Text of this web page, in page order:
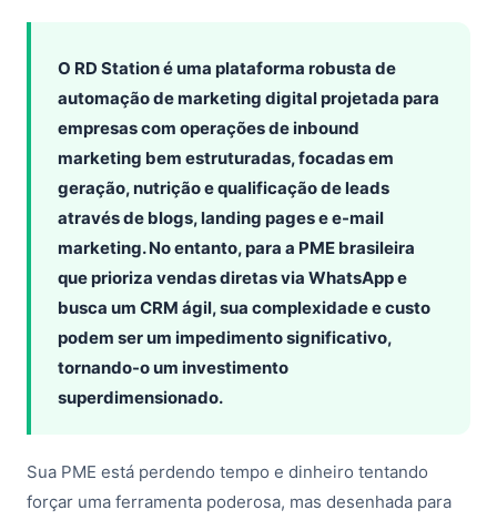
O RD Station é uma plataforma robusta de
automação de marketing digital projetada para
empresas com operações de inbound
marketing bem estruturadas, focadas em
geração, nutrição e qualificação de leads
através de blogs, landing pages e e-mail
marketing. No entanto, para a PME brasileira
que prioriza vendas diretas via WhatsApp e
busca um CRM ágil, sua complexidade e custo
podem ser um impedimento significativo,
tornando-o um investimento
superdimensionado.
Sua PME está perdendo tempo e dinheiro tentando
forçar uma ferramenta poderosa, mas desenhada para